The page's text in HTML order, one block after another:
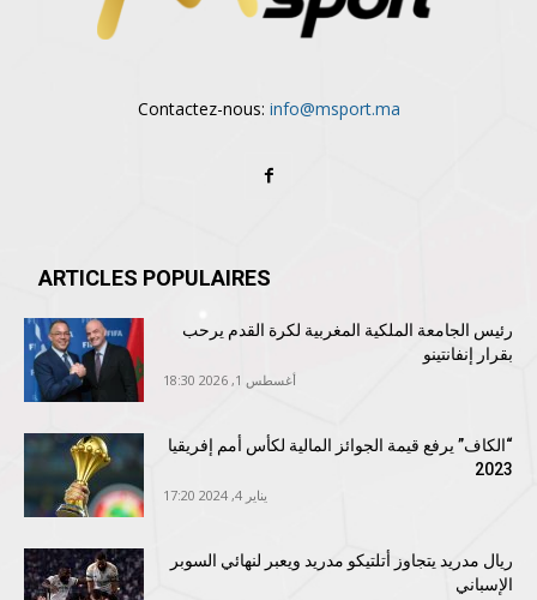
Contactez-nous: info@msport.ma
ARTICLES POPULAIRES
رئيس الجامعة الملكية المغربية لكرة القدم يرحب
بقرار إنفانتينو
أغسطس 1, 2026 18:30
“الكاف” يرفع قيمة الجوائز المالية لكأس أمم إفريقيا
2023
يناير 4, 2024 17:20
ريال مدريد يتجاوز أتلتيكو مدريد ويعبر لنهائي السوبر
الإسباني